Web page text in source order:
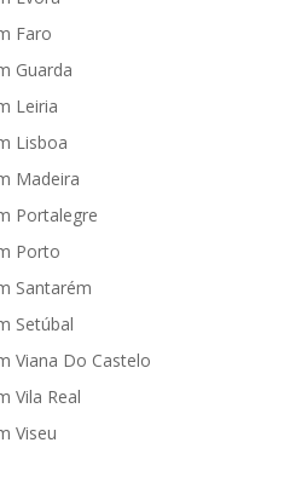
Faro
Guarda
Leiria
Lisboa
Madeira
Portalegre
Porto
Santarém
Setúbal
Viana Do Castelo
Vila Real
Viseu